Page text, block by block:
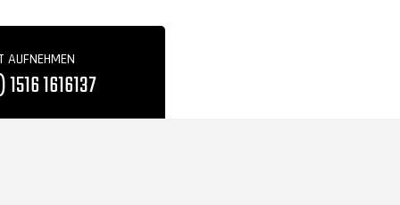
AUFNEHMEN
1616137